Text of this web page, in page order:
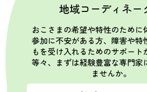
地域コーディネー
おこさまの希望や特性のために
参加に不安がある方、障害や特
もを受け入れるためのサポート
等々、まずは経験豊富な専門家
ませんか。